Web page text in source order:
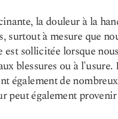
la douleur à la
surtout à mesure que
sollicitée lorsque
blessures ou à l'usure.
également de
peut également